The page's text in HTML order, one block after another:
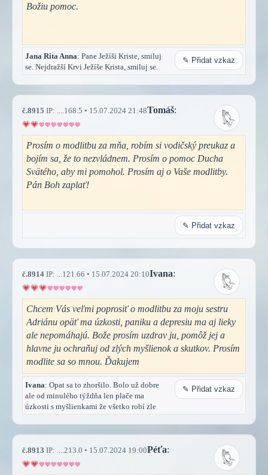
Božiu pomoc.
Jana Rita Anna: Pane Ježíši Kriste, smiluj
se. Nejdražší Krvi Ježíše Krista, smiluj se.
✎ Přidat vzkaz
č.8915 IP: ....168.5 • 15.07.2024 21:48Tomáš:
Prosím o modlitbu za mňa, robím si vodičský preukaz a
bojím sa, že to nezvládnem. Prosím o pomoc Ducha
Svätého, aby mi pomohol. Prosím aj o Vaše modlitby.
Pán Boh zaplať!
✎ Přidat vzkaz
č.8914 IP: ...121.66 • 15.07.2024 20:10Ivana:
Chcem Vás veľmi poprosiť o modlitbu za moju sestru
Adriánu opäť ma úzkosti, paniku a depresiu ma aj lieky
ale nepomáhajú. Bože prosím uzdrav ju, pomôž jej a
hlavne ju ochraňuj od zlých myšlienok a skutkov. Prosím
modlite sa so mnou. Ďakujem
Ivana: Opat sa to zhoršilo. Bolo už dobre
ale od minulého týždňa len plače ma
úzkosti s myšlienkami že všetko robí zle
✎ Přidat vzkaz
č.8913 IP: ....213.0 • 15.07.2024 19:00Péťa: